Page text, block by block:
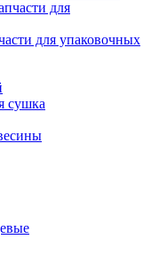
для упаковочных
сушка